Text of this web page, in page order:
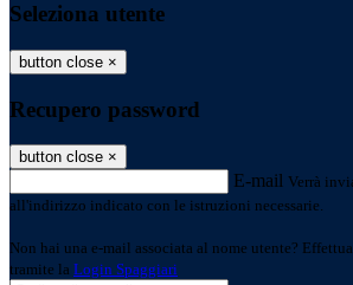
Seleziona utente
button close ×
Recupero password
button close ×
E-mail Verrà
all'indirizzo indicato con le istruzioni necessarie.
Non hai una e-mail associata al nome utente?
tramite la Login Spaggiari